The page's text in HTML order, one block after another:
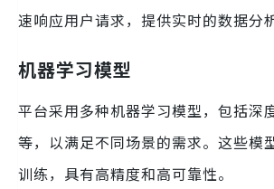
速响应用户请求，提供实时的数据分析
机器学习模型
平台采用多种机器学习模型，包括深
等，以满足不同场景的需求。这些模
训练，具有高精度和高可靠性。